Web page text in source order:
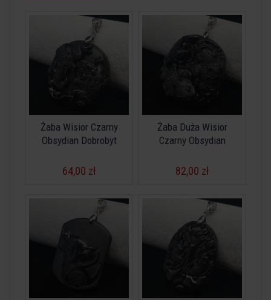
Żaba Wisior Czarny
Obsydian Dobrobyt
64,00 zł
Żaba Duża Wisior
Czarny Obsydian
82,00 zł